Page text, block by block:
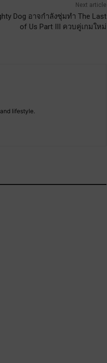
Next article
Dog อาจกำลังซุ่มทำ The Last
of Us Part III ควบคู่เกมใหม่
lifestyle.